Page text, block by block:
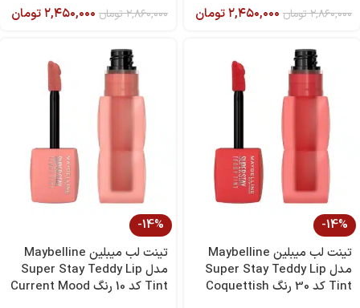
۲,۸۶۰,۰۰۰تومان ۲,۴۵۰,۰۰۰تومان ۲,۸۶۰,۰۰۰تومان ۲,۴۵۰,۰۰۰تومان
-14%
تینت لب میبلین Maybelline
مدل Super Stay Teddy Lip
Tint کد 30 رنگ Coquettish
-14%
تینت لب میبلین Maybelline
مدل Super Stay Teddy Lip
Tint کد 10 رنگ Current Mood